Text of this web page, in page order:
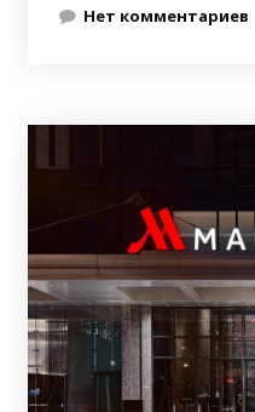
Нет комментариев